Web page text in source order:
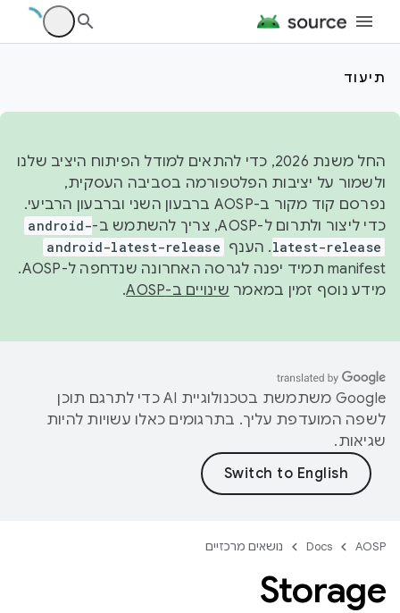
תיעוד
החל משנת 2026, כדי להתאים למודל הפיתוח היציב שלנו
ולשמור על יציבות הפלטפורמה בסביבה העסקית,
נפרסם קוד מקור ב-AOSP ברבעון השני וברבעון הרביעי.
כדי ליצור ולתרום ל-AOSP, צריך להשתמש ב-
android-
latest-release. הענף android-latest-release
manifest תמיד יפנה לגרסה האחרונה שנדחפה ל-AOSP.
מידע נוסף זמין במאמר שינויים ב-AOSP .
‫Google משתמשת בטכנולוגיית AI כדי לתרגם תוכן
לשפה המועדפת עליך. בתרגומים כאלו עשויות להיות
שגיאות.
AOSP
Docs נושאים מרכזיים
Storage